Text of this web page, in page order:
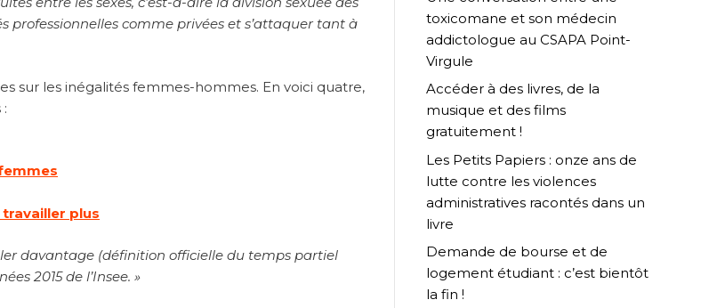
professionnelles comme privées et s’attaquer tant à
sur les inégalités femmes-hommes. En voici quatre,
plus
davantage (définition officielle du temps partiel
2015 de l’Insee. »
toxicomane et son médecin
addictologue au CSAPA Point-
Virgule
Accéder à des livres, de la
musique et des films
gratuitement !
Les Petits Papiers : onze ans de
lutte contre les violences
administratives racontés dans un
livre
Demande de bourse et de
logement étudiant : c’est bientôt
la fin !